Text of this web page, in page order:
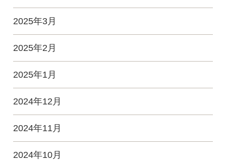
2025年3月
2025年2月
2025年1月
2024年12月
2024年11月
2024年10月